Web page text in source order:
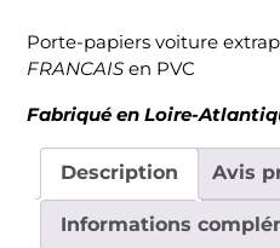
Porte-papiers voiture
FRANCAISen PVC
Fabriqué en Loire-
papiers
voiture
Permis
Silver
Description
Avis
Informations